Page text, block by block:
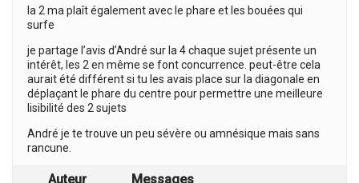
la 2 ma plaît également avec le phare et les bouées qui
surfe
je partage l’avis d’André sur la 4 chaque sujet présente un
intérêt, les 2 en même se font concurrence. peut-être cela
aurait été différent si tu les avais place sur la diagonale en
déplaçant le phare du centre pour permettre une meilleure
lisibilité des 2 sujets
André je te trouve un peu sévère ou amnésique mais sans
rancune.
Auteur Messages